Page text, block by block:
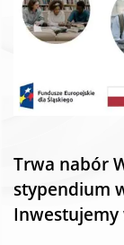
Trwa nabór
stypendium
Inwestujemy